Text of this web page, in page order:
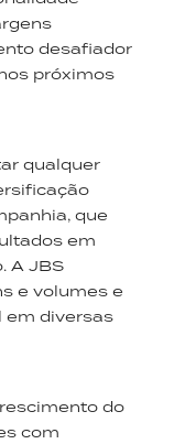
desafiador
próximos
qualquer
que
em
A JBS
e volumes e
em diversas
do
com